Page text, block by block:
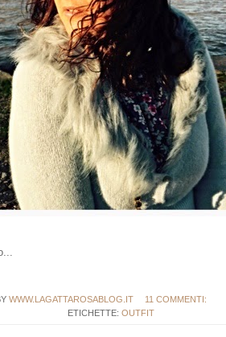
WWW.LAGATTAROSABLOG.IT
11 COMMENTI:
ETICHETTE: OUTFIT